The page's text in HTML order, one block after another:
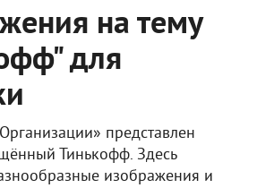
на тему
для
представлен
Тинькофф. Здесь
изображения и